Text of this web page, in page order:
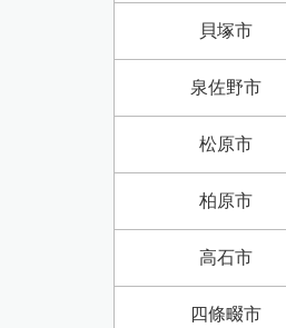
貝塚市
泉佐野市
松原市
柏原市
高石市
四條畷市